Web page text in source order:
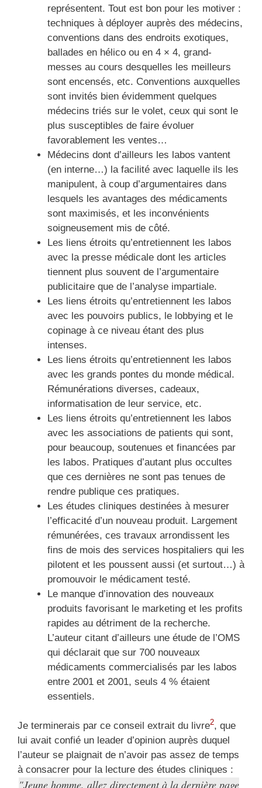
représentent. Tout est bon pour les motiver :
techniques à déployer auprès des médecins,
conventions dans des endroits exotiques,
ballades en hélico ou en 4 × 4, grand-
messes au cours desquelles les meilleurs
sont encensés, etc. Conventions auxquelles
sont invités bien évidemment quelques
médecins triés sur le volet, ceux qui sont le
plus susceptibles de faire évoluer
favorablement les ventes…
Médecins dont d’ailleurs les labos vantent
(en interne…) la facilité avec laquelle ils les
manipulent, à coup d’argumentaires dans
lesquels les avantages des médicaments
sont maximisés, et les inconvénients
soigneusement mis de côté.
Les liens étroits qu’entretiennent les labos
avec la presse médicale dont les articles
tiennent plus souvent de l’argumentaire
publicitaire que de l’analyse impartiale.
Les liens étroits qu’entretiennent les labos
avec les pouvoirs publics, le lobbying et le
copinage à ce niveau étant des plus
intenses.
Les liens étroits qu’entretiennent les labos
avec les grands pontes du monde médical.
Rémunérations diverses, cadeaux,
informatisation de leur service, etc.
Les liens étroits qu’entretiennent les labos
avec les associations de patients qui sont,
pour beaucoup, soutenues et financées par
les labos. Pratiques d’autant plus occultes
que ces dernières ne sont pas tenues de
rendre publique ces pratiques.
Les études cliniques destinées à mesurer
l’efficacité d’un nouveau produit. Largement
rémunérées, ces travaux arrondissent les
fins de mois des services hospitaliers qui les
pilotent et les poussent aussi (et surtout…) à
promouvoir le médicament testé.
Le manque d’innovation des nouveaux
produits favorisant le marketing et les profits
rapides au détriment de la recherche.
L’auteur citant d’ailleurs une étude de l’OMS
qui déclarait que sur 700 nouveaux
médicaments commercialisés par les labos
entre 2001 et 2001, seuls 4 % étaient
essentiels.
Je terminerais par ce conseil extrait du livre2, que
lui avait confié un leader d’opinion auprès duquel
l’auteur se plaignait de n’avoir pas assez de temps
à consacrer pour la lecture des études cliniques :
Jeune homme, allez directement à la dernière page